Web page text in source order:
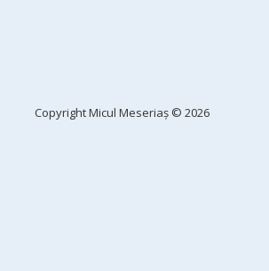
CopyrightMicul Meseriaș © 2026